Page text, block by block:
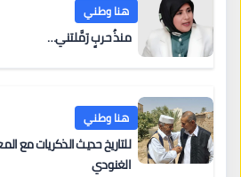
هنا وطني
منذُ حربٍ رَمَّلتني…
هنا وطني
للتاريخ حديث الذكريات مع
الغنودي